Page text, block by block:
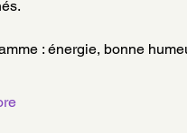
: énergie, bonne